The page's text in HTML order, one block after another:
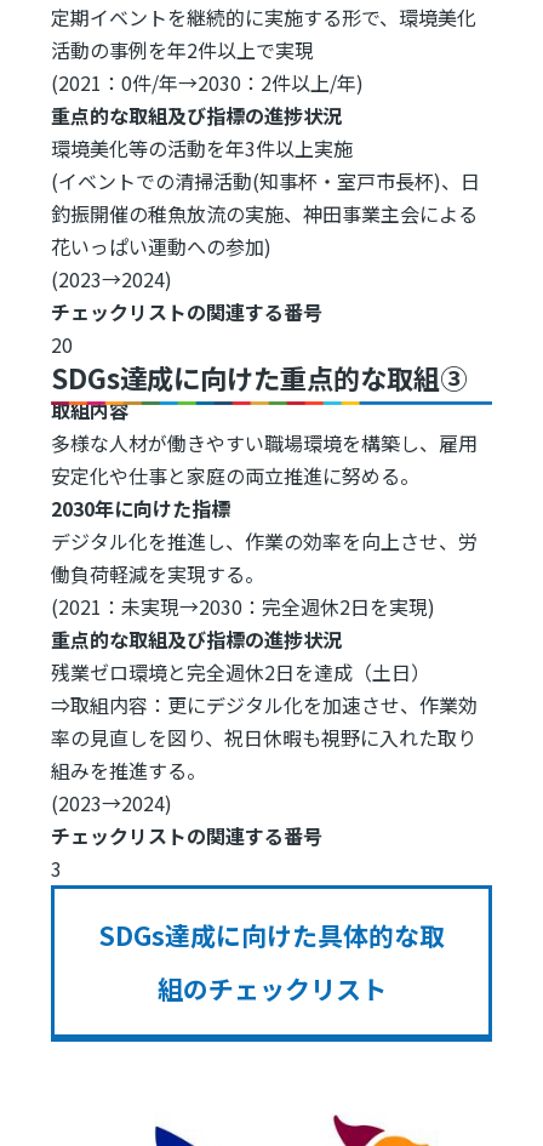
定期イベントを継続的に実施する形で、環境美化
活動の事例を年2件以上で実現
(2021：0件/年→2030：2件以上/年)
重点的な取組及び指標の進捗状況
環境美化等の活動を年3件以上実施
(イベントでの清掃活動(知事杯・室戸市長杯)、日
釣振開催の稚魚放流の実施、神田事業主会による
花いっぱい運動への参加)
(2023→2024)
チェックリストの関連する番号
20
SDGs達成に向けた重点的な取組③
取組内容
多様な人材が働きやすい職場環境を構築し、雇用
安定化や仕事と家庭の両立推進に努める。
2030年に向けた指標
デジタル化を推進し、作業の効率を向上させ、労
働負荷軽減を実現する。
(2021：未実現→2030：完全週休2日を実現)
重点的な取組及び指標の進捗状況
残業ゼロ環境と完全週休2日を達成（土日）
⇒取組内容：更にデジタル化を加速させ、作業効
率の見直しを図り、祝日休暇も視野に入れた取り
組みを推進する。
(2023→2024)
チェックリストの関連する番号
3
SDGs達成に向けた具体的な取
組のチェックリスト